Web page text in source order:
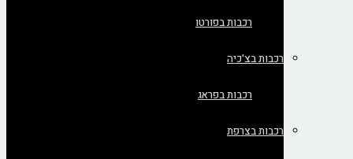
רכבות בפורטו
רכבות בצ'כיה
רכבות בפראג
רכבות בצרפת